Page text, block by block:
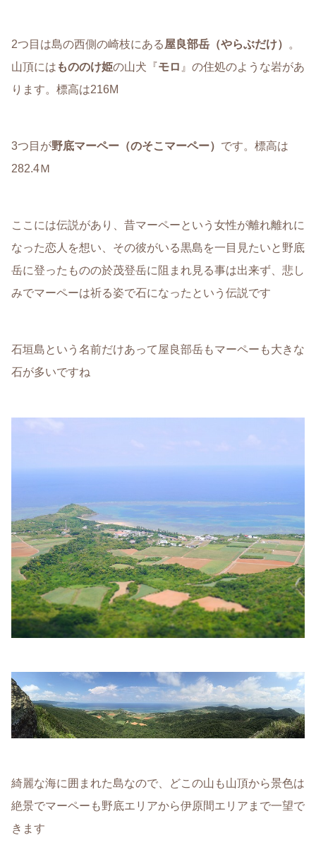
2つ目は島の西側の崎枝にある屋良部岳（やらぶだけ）
。
山頂には もののけ姫の山犬『モロ 』の住処のような岩があ
ります。標高は216M
3つ目が野底マーペー（のそこマーペー） です。標高は
282.4Ｍ
ここには伝説があり、昔マーペーという女性が離れ離れに
なった恋人を想い、その彼がいる黒島を一目見たいと野底
岳に登ったものの於茂登岳に阻まれ見る事は出来ず、悲し
みでマーペーは祈る姿で石になったという伝説です
石垣島という名前だけあって屋良部岳もマーペーも大きな
石が多いですね
綺麗な海に囲まれた島なので、どこの山も山頂から景色は
絶景でマーペーも野底エリアから伊原間エリアまで一望で
きます